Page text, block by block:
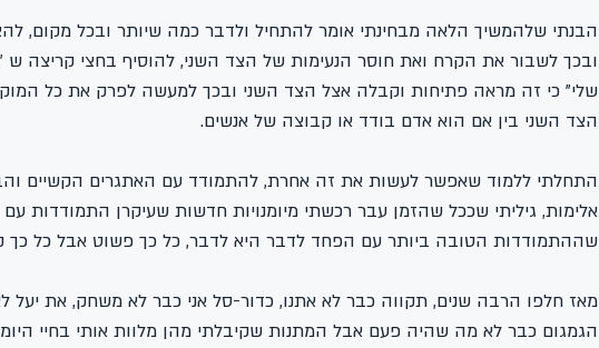
הבנתי שלהמשיך הלאה מבחינתי אומר להתחיל ולדבר כמה שיותר ובכל מקום,
ובכך לשבור את הקרח ואת חוסר הנעימות של הצד השני, להוסיף בחצי קריצה
שלי" כי זה מראה פתיחות וקבלה אצל הצד השני ובכך למעשה לפרק את כל
הצד השני בין אם הוא אדם בודד או קבוצה של אנשים.
התחלתי ללמוד שאפשר לעשות את זה אחרת, להתמודד עם האתגרים הקשיים
אלימות, גיליתי שככל שהזמן עבר רכשתי מיומנויות חדשות שעיקרן התמודדות
שההתמודדות הטובה ביותר עם הפחד לדבר היא לדבר, כל כך פשוט אבל כל כך
מאז חלפו הרבה שנים, תקווה כבר לא אתנו, כדור-סל אני כבר לא משחק, את יעל
הגמגום כבר לא מה שהיה פעם אבל המתנות שקיבלתי מהן מלוות אותי בחיי